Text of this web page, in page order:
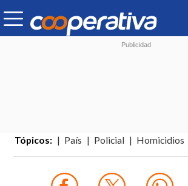
Tópicos: País Policial Homicidios